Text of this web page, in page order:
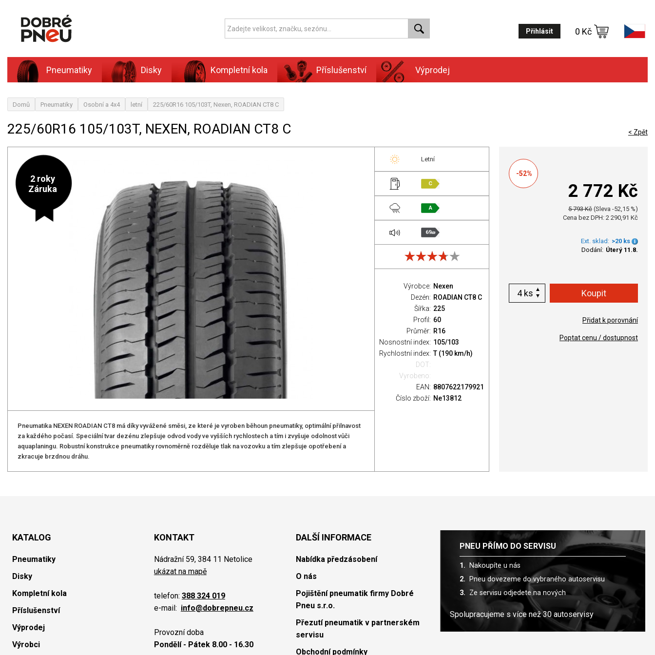
Přihlásit 0 Kč
Pneumatiky Disky Kompletní kola Příslušenství Výprodej
Domů Pneumatiky Osobní a 4x4 letní 225/60R16 105/103T, Nexen, ROADIAN CT8 C
225/60R16 105/103T, NEXEN, ROADIAN CT8 C < Zpět
2 roky
Záruka
Pneumatika NEXEN ROADIAN CT8 má díky vyvážené směsi, ze které je vyroben běhoun pneumatiky, optimální přilnavost
za každého počasí. Speciální tvar dezénu zlepšuje odvod vody ve vyšších rychlostech a tím i zvyšuje odolnost vůči
aquaplaningu. Robustní konstrukce pneumatiky rovnoměrně rozděluje tlak na vozovku a tím zlepšuje opotřebení a
zkracuje brzdnou dráhu.
Letní
C
A
69dB
Výrobce: Nexen
Dezén: ROADIAN CT8 C
Šířka: 225
Profil: 60
Průměr: R16
Nosnostní index: 105/103
Rychlostní index: T (190 km/h)
DOT:
Vyrobeno:
EAN: 8807622179921
Číslo zboží: Ne13812
-52%
2 772 Kč
5 793 Kč (Sleva -52,15 %)
Cena bez DPH: 2 290,91 Kč
Ext. sklad: >20 ks
Dodání: Úterý 11.8.
ks
Přidat k porovnání
Poptat cenu / dostupnost
KATALOG
Pneumatiky
Disky
Kompletní kola
Příslušenství
Výprodej
Výrobci
KONTAKT
Nádražní 59, 384 11 Netolice
ukázat na mapě
telefon: 388 324 019
e-mail: info@dobrepneu.cz
Provozní doba
Pondělí - Pátek 8.00 - 16.30
DALŠÍ INFORMACE
Nabídka předzásobení
O nás
Pojištění pneumatik firmy Dobré
Pneu s.r.o.
Přezutí pneumatik v partnerském
servisu
Obchodní podmínky
PNEU PŘÍMO DO SERVISU
Nakoupíte u nás
Pneu dovezeme do vybraného autoservisu
Ze servisu odjedete na nových
Spolupracujeme s více než 30 autoservisy